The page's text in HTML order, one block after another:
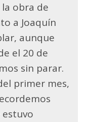
la obra de
a Joaquín
aunque
el 20 de
sin parar.
primer mes,
estuvo